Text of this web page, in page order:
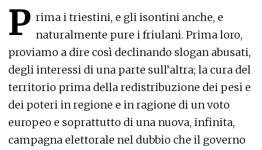
P rima i triestini, e gli isontini anche, e
naturalmente pure i friulani. Prima loro,
proviamo a dire così declinando slogan abusati,
degli interessi di una parte sull’altra; la cura del
territorio prima della redistribuzione dei pesi e
dei poteri in regione e in ragione di un voto
europeo e soprattutto di una nuova, infinita,
campagna elettorale nel dubbio che il governo